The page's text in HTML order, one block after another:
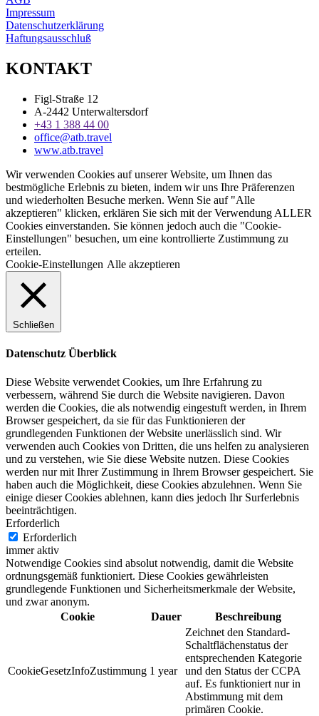
Impressum
Datenschutzerklärung
Haftungsausschluß
KONTAKT
Figl-Straße 12
A-2442 Unterwaltersdorf
+43 1 388 44 00
office@atb.travel
www.atb.travel
Wir verwenden Cookies auf unserer Website, um Ihnen das
bestmögliche Erlebnis zu bieten, indem wir uns Ihre Präferenzen
und wiederholten Besuche merken. Wenn Sie auf "Alle
akzeptieren" klicken, erklären Sie sich mit der Verwendung ALLER
Cookies einverstanden. Sie können jedoch auch die "Cookie-
Einstellungen" besuchen, um eine kontrollierte Zustimmung zu
erteilen.
Cookie-Einstellungen Alle akzeptieren
Schließen
Datenschutz Überblick
Diese Website verwendet Cookies, um Ihre Erfahrung zu
verbessern, während Sie durch die Website navigieren. Davon
werden die Cookies, die als notwendig eingestuft werden, in Ihrem
Browser gespeichert, da sie für das Funktionieren der
grundlegenden Funktionen der Website unerlässlich sind. Wir
verwenden auch Cookies von Dritten, die uns helfen zu analysieren
und zu verstehen, wie Sie diese Website nutzen. Diese Cookies
werden nur mit Ihrer Zustimmung in Ihrem Browser gespeichert. Sie
haben auch die Möglichkeit, diese Cookies abzulehnen. Wenn Sie
einige dieser Cookies ablehnen, kann dies jedoch Ihr Surferlebnis
beeinträchtigen.
Erforderlich
Erforderlich
immer aktiv
Notwendige Cookies sind absolut notwendig, damit die Website
ordnungsgemäß funktioniert. Diese Cookies gewährleisten
grundlegende Funktionen und Sicherheitsmerkmale der Website,
und zwar anonym.
Cookie
Dauer Beschreibung
CookieGesetzInfoZustimmung 1 year
Zeichnet den Standard-
Schaltflächenstatus der
entsprechenden Kategorie
und den Status der CCPA
auf. Es funktioniert nur in
Abstimmung mit dem
primären Cookie.